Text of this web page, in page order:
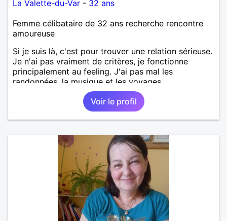
La Valette-du-Var - 32 ans
Femme célibataire de 32 ans recherche rencontre
amoureuse
Si je suis là, c'est pour trouver une relation sérieuse.
Je n'ai pas vraiment de critères, je fonctionne
principalement au feeling. J'ai pas mal les
randonnées, la musique et les voyages.
Voir le profil